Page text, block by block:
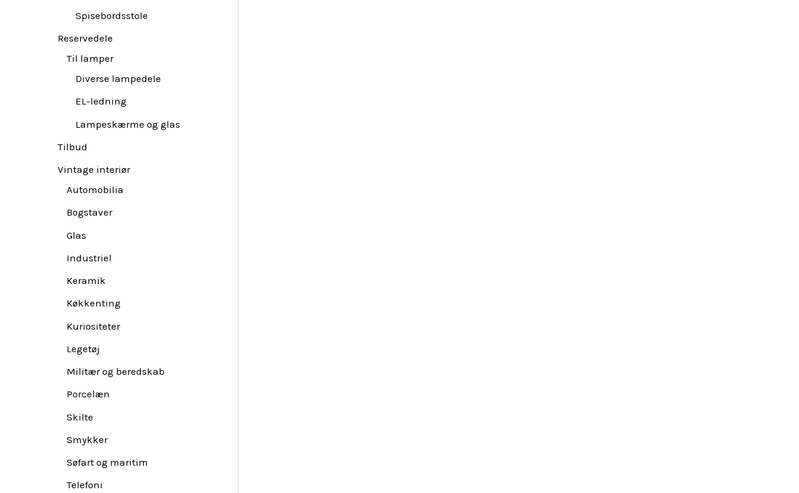
Spisebordsstole
Reservedele
Til lamper
Diverse lampedele
EL-ledning
Lampeskærme og glas
Tilbud
Vintage interiør
Automobilia
Bogstaver
Glas
Industriel
Keramik
Køkkenting
Kuriositeter
Legetøj
Militær og beredskab
Porcelæn
Skilte
Smykker
Søfart og maritim
Telefoni